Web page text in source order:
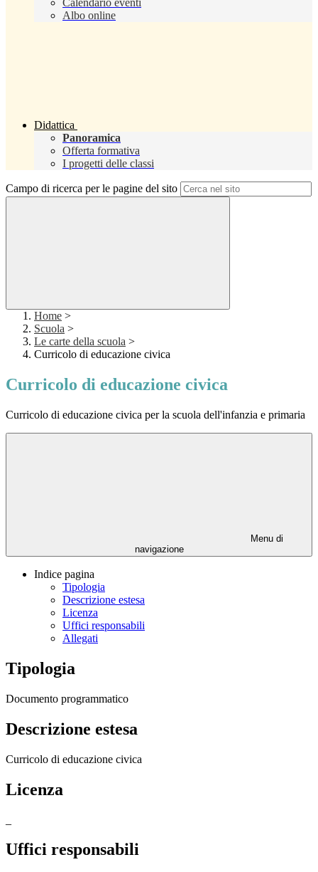
Calendario eventi
Albo online
Didattica
Panoramica
Offerta formativa
I progetti delle classi
Campo di ricerca per le pagine del sito
Home >
Scuola >
Le carte della scuola >
Curricolo di educazione civica
Curricolo di educazione civica
Curricolo di educazione civica per la scuola dell'infanzia e primaria
Menu di
navigazione
Indice pagina
Tipologia
Descrizione estesa
Licenza
Uffici responsabili
Allegati
Tipologia
Documento programmatico
Descrizione estesa
Curricolo di educazione civica
Licenza
Uffici responsabili